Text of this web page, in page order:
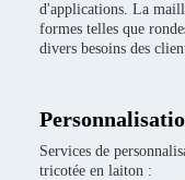
d'applications. La
formes telles que
divers besoins des
Services de
tricotée en laiton :